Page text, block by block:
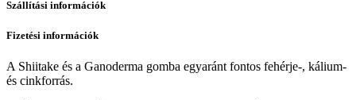
Szállítási információk
Fizetési információk
A Shiitake és a Ganoderma gomba egyaránt fontos fehérje-, kálium-
és cinkforrás.